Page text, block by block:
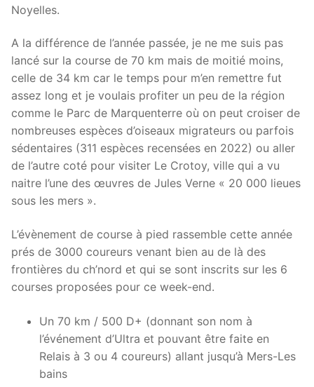
Noyelles.
A la différence de l’année passée, je ne me suis pas
lancé sur la course de 70 km mais de moitié moins,
celle de 34 km car le temps pour m’en remettre fut
assez long et je voulais profiter un peu de la région
comme le Parc de Marquenterre où on peut croiser de
nombreuses espèces d’oiseaux migrateurs ou parfois
sédentaires (311 espèces recensées en 2022) ou aller
de l’autre coté pour visiter Le Crotoy, ville qui a vu
naitre l’une des œuvres de Jules Verne « 20 000 lieues
sous les mers ».
L’évènement de course à pied rassemble cette année
prés de 3000 coureurs venant bien au de là des
frontières du ch’nord et qui se sont inscrits sur les 6
courses proposées pour ce week-end.
Un 70 km / 500 D+ (donnant son nom à
l’événement d’Ultra et pouvant être faite en
Relais à 3 ou 4 coureurs) allant jusqu’à Mers-Les
bains